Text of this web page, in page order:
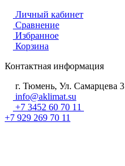
Личный кабинет
Сравнение
Избранное
Корзина
Контактная информация
г. Тюмень, Ул. Самарцева 3
info@aklimat.su
+7 3452 60 70 11
+7 929 269 70 11